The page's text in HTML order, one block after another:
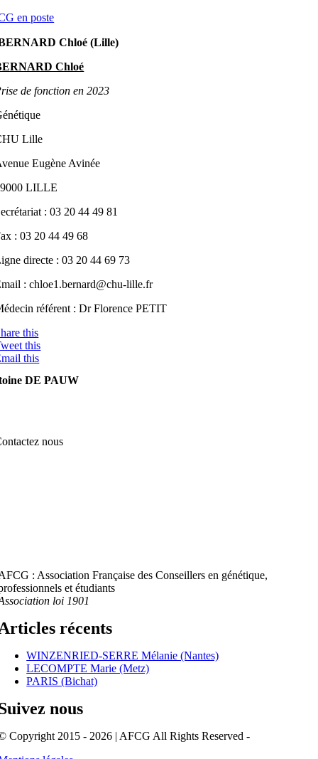
en poste
Chloé (Lille)
Chloé
de fonction en 2023
Lille
Eugène Avinée
LILLE
: 03 20 44 49 81
: 03 20 44 49 68
directe : 03 20 44 69 73
: chloe1.bernard@chu-lille.fr
référent : Dr Florence PETIT
this
this
this
DE PAUW
nous
: Association Française des Conseillers en génétique,
et étudiants
loi 1901
récents
WINZENRIED-SERRE Mélanie (Nantes)
LECOMPTE Marie (Metz)
PARIS (Bichat)
nous
Copyright 2015 - 2026 | AFCG All Rights Reserved -